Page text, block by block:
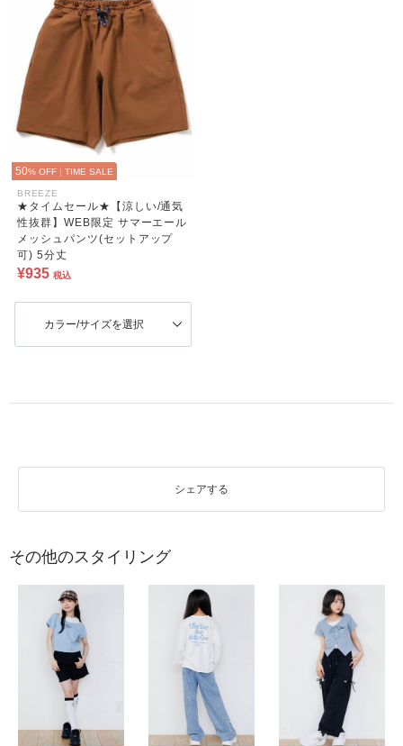
50% OFF | TIME SALE
BREEZE
★タイムセール★【涼しい/通気
性抜群】WEB限定 サマーエール
メッシュパンツ(セットアップ
可) 5分丈
¥935 税込
カラー/サイズを選択
シェアする
その他のスタイリング